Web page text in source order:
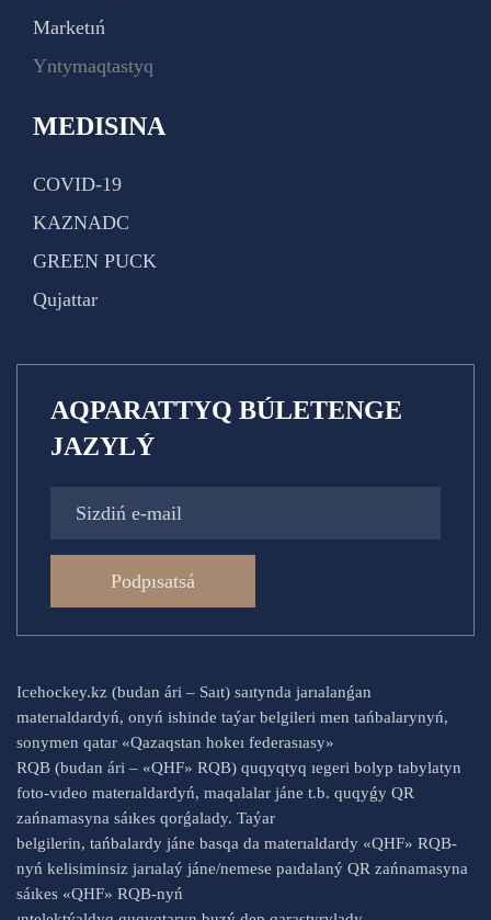
Marketıń
Yntymaqtastyq
MEDISINA
COVID-19
KAZNADC
GREEN PUCK
Qujattar
AQPARATTYQ BÚLETENGE
JAZYLÝ
Podpısatsá
Icehockey.kz (budan ári – Saıt) saıtynda jarıalanǵan
materıaldardyń, onyń ishinde taýar belgileri men tańbalarynyń,
sonymen qatar «Qazaqstan hokeı federasıasy»
RQB (budan ári – «QHF» RQB) quqyqtyq ıegeri bolyp tabylatyn
foto-vıdeo materıaldardyń, maqalalar jáne t.b. quqyǵy QR
zańnamasyna sáıkes qorǵalady. Taýar
belgilerin, tańbalardy jáne basqa da materıaldardy «QHF» RQB-
nyń kelisiminsiz jarıalaý jáne/nemese paıdalaný QR zańnamasyna
sáıkes «QHF» RQB-nyń